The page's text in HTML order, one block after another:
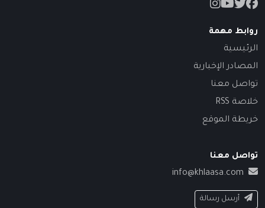
روابط مهمة
الرئيسية
المصادر الإخبارية
تواصل معنا
خلاصة RSS
خريطة الموقع
تواصل معنا
info@khlaasa.com
أرسل رسالة